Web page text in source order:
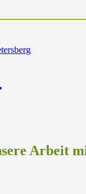
Arbeit